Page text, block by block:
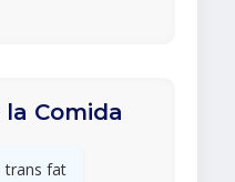
Comida
trans fat